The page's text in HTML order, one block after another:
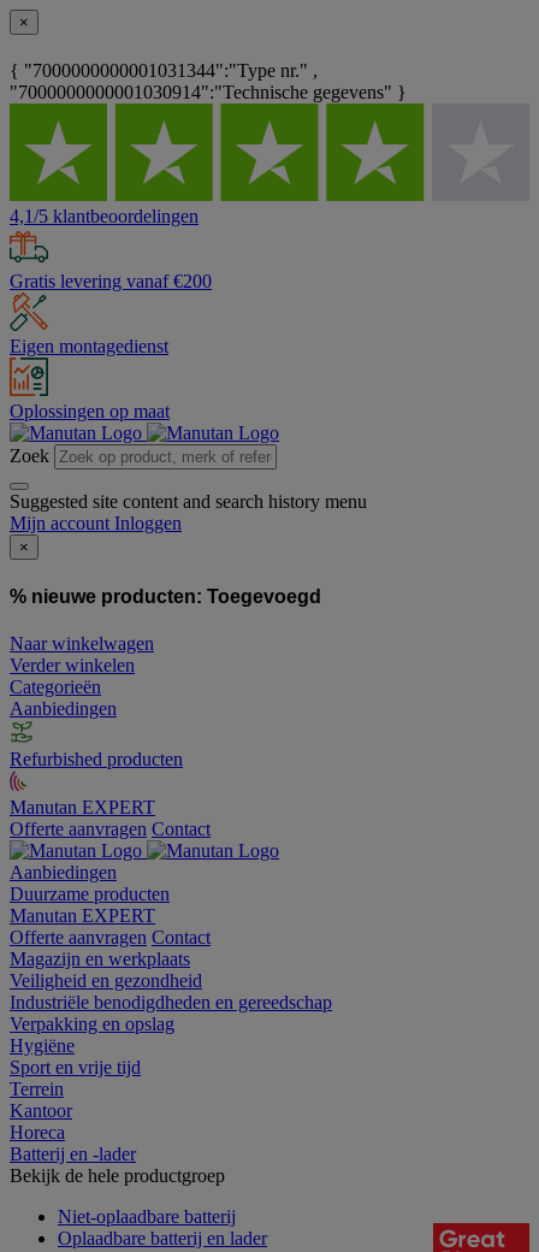
×
{ "7000000000001031344":"Type nr." ,
"7000000000001030914":"Technische gegevens" }
4,1/5 klantbeoordelingen
Gratis levering vanaf €200
Eigen montagedienst
Oplossingen op maat
Zoek
Suggested site content and search history menu
Mijn account Inloggen
×
% nieuwe producten: Toegevoegd
Naar winkelwagen
Verder winkelen
Categorieën
Aanbiedingen
Refurbished producten
Manutan EXPERT
Offerte aanvragen Contact
Aanbiedingen
Duurzame producten
Manutan EXPERT
Offerte aanvragen Contact
Magazijn en werkplaats
Veiligheid en gezondheid
Industriële benodigdheden en gereedschap
Verpakking en opslag
Hygiëne
Sport en vrije tijd
Terrein
Kantoor
Horeca
Batterij en -lader
Bekijk de hele productgroep
Niet-oplaadbare batterij
Oplaadbare batterij en lader